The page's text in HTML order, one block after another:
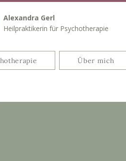
Alexandra Gerl
Heilpraktikerin für Psychotherapie
Über mich